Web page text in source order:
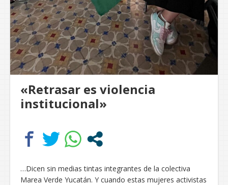
«Retrasar es violencia
institucional»
…Dicen sin medias tintas integrantes de la colectiva
Marea Verde Yucatán. Y cuando estas mujeres activistas